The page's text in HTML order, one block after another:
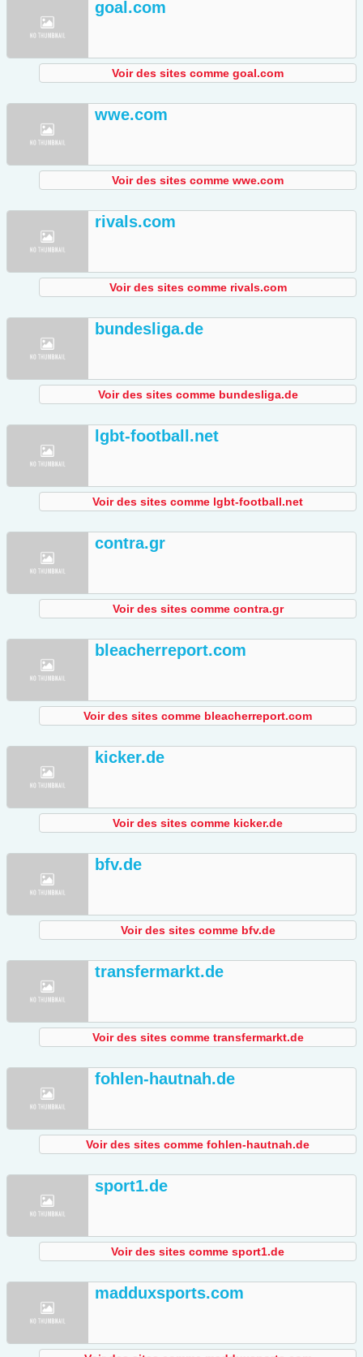
goal.com
Voir des sites comme goal.com
wwe.com
Voir des sites comme wwe.com
rivals.com
Voir des sites comme rivals.com
bundesliga.de
Voir des sites comme bundesliga.de
lgbt-football.net
Voir des sites comme lgbt-football.net
contra.gr
Voir des sites comme contra.gr
bleacherreport.com
Voir des sites comme bleacherreport.com
kicker.de
Voir des sites comme kicker.de
bfv.de
Voir des sites comme bfv.de
transfermarkt.de
Voir des sites comme transfermarkt.de
fohlen-hautnah.de
Voir des sites comme fohlen-hautnah.de
sport1.de
Voir des sites comme sport1.de
madduxsports.com